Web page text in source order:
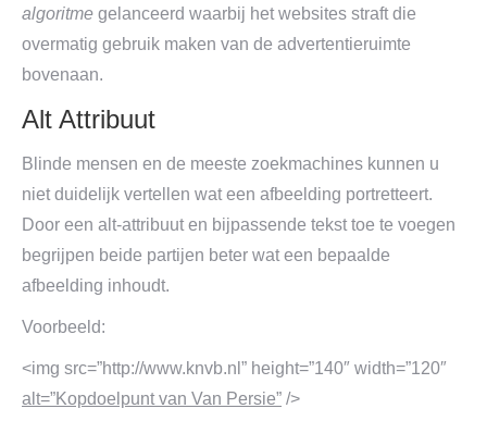
algoritme gelanceerd waarbij het websites straft die
overmatig gebruik maken van de advertentieruimte
bovenaan.
Alt Attribuut
Blinde mensen en de meeste zoekmachines kunnen u
niet duidelijk vertellen wat een afbeelding portretteert.
Door een alt-attribuut en bijpassende tekst toe te voegen
begrijpen beide partijen beter wat een bepaalde
afbeelding inhoudt.
Voorbeeld:
<img src=”http://www.knvb.nl” height=”140″ width=”120″
alt=”Kopdoelpunt van Van Persie” />